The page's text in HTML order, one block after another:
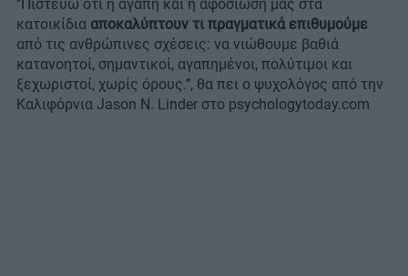
‘’Πιστεύω ότι η αγάπη και η αφοσίωσή μας στα
κατοικίδια αποκαλύπτουν τι πραγματικά επιθυμούμε
από τις ανθρώπινες σχέσεις: να νιώθουμε βαθιά
κατανοητοί, σημαντικοί, αγαπημένοι, πολύτιμοι και
ξεχωριστοί, χωρίς όρους.’’, θα πει ο ψυχολόγος από την
Καλιφόρνια Jason N. Linder στο psychologytoday.com